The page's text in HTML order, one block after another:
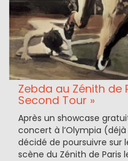
Zebda au Zénith de
Second Tour »
Après un showcase
concert à l’Olympia
décidé de poursuivre sur
scène du Zénith de Paris